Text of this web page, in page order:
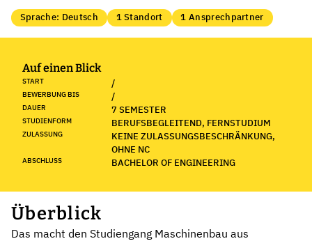
Sprache: Deutsch 1 Standort 1 Ansprechpartner
Auf einen Blick
START /
BEWERBUNG BIS /
DAUER 7 SEMESTER
STUDIENFORM BERUFSBEGLEITEND, FERNSTUDIUM
ZULASSUNG
KEINE ZULASSUNGSBESCHRÄNKUNG,
OHNE NC
ABSCHLUSS BACHELOR OF ENGINEERING
Überblick
Das macht den Studiengang Maschinenbau aus